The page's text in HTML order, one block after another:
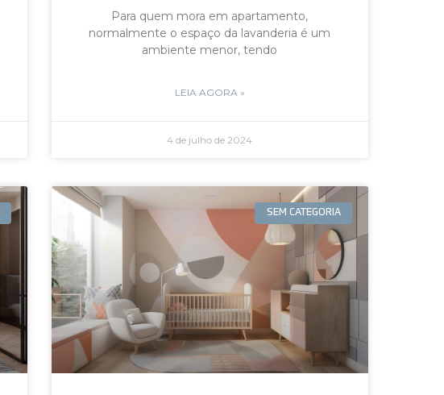
Para quem mora em apartamento,
normalmente o espaço da lavanderia é um
ambiente menor, tendo
LEIA AGORA »
4 de julho de 2024
SEM CATEGORIA